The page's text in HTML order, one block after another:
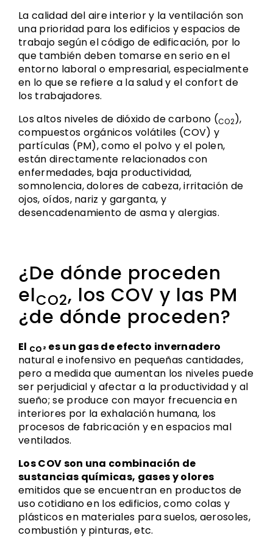
La calidad del aire interior y la ventilación son
una prioridad para los edificios y espacios de
trabajo según el código de edificación, por lo
que también deben tomarse en serio en el
entorno laboral o empresarial, especialmente
en lo que se refiere a la salud y el confort de
los trabajadores.
Los altos niveles de dióxido de carbono (CO2),
compuestos orgánicos volátiles (COV) y
partículas (PM), como el polvo y el polen,
están directamente relacionados con
enfermedades, baja productividad,
somnolencia, dolores de cabeza, irritación de
ojos, oídos, nariz y garganta, y
desencadenamiento de asma y alergias.
¿De dónde proceden
elCO2, los COV y las PM
¿de dónde proceden?
El CO² es un gas de efecto invernadero
natural e inofensivo en pequeñas cantidades,
pero a medida que aumentan los niveles puede
ser perjudicial y afectar a la productividad y al
sueño; se produce con mayor frecuencia en
interiores por la exhalación humana, los
procesos de fabricación y en espacios mal
ventilados.
Los COV son una combinación de
sustancias químicas, gases y olores
emitidos que se encuentran en productos de
uso cotidiano en los edificios, como colas y
plásticos en materiales para suelos, aerosoles,
combustión y pinturas, etc.